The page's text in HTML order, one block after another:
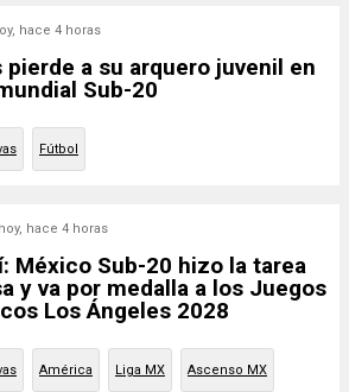
hace 4 horas
pierde a su arquero juvenil en
Sub-20
Fútbol
hoy, hace 4 horas
México Sub-20 hizo la tarea
y va por medalla a los Juegos
Los Ángeles 2028
América Liga MX Ascenso MX